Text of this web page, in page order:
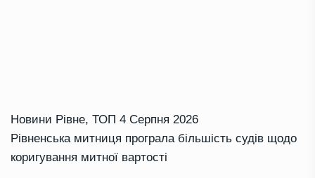
Новини Рівне, ТОП 4 Серпня 2026
Рівненська митниця програла більшість судів щодо
коригування митної вартості